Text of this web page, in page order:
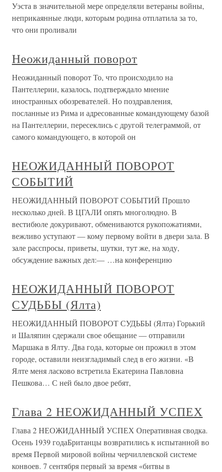
Уэста в значительной мере определяли ветераны войны,
неприкаянные люди, которым родина отплатила за то,
что они проливали
Неожиданный поворот
Неожиданный поворот То, что происходило на
Пантеллерии, казалось, подтверждало мнение
иностранных обозревателей. Но поздравления,
посланные из Рима и адресованные командующему базой
на Пантеллерии, пересеклись с другой телеграммой, от
самого командующего, в которой он
НЕОЖИДАННЫЙ ПОВОРОТ
СОБЫТИЙ
НЕОЖИДАННЫЙ ПОВОРОТ СОБЫТИЙ Прошло
несколько дней. В ЦГАЛИ опять многолюдно. В
вестибюле докуривают, обмениваются рукопожатиями,
вежливо уступают — кому первому войти в двери зала. В
зале расспросы, приветы, шутки, тут же, на ходу,
обсуждение важных дел:— …на конференцию
НЕОЖИДАННЫЙ ПОВОРОТ
СУДЬБЫ (Ялта)
НЕОЖИДАННЫЙ ПОВОРОТ СУДЬБЫ (Ялта) Горький
и Шаляпин сдержали свое обещание — отправили
Маршака в Ялту. Два года, которые он прожил в этом
городе, оставили неизгладимый след в его жизни. «В
Ялте меня ласково встретила Екатерина Павловна
Пешкова… С ней было двое ребят,
Глава 2 НЕОЖИДАННЫЙ УСПЕХ
Глава 2 НЕОЖИДАННЫЙ УСПЕХ Оперативная сводка.
Осень 1939 годаБританцы возвратились к испытанной во
время Первой мировой войны черчиллевской системе
конвоев. 7 сентября первый за время «битвы в